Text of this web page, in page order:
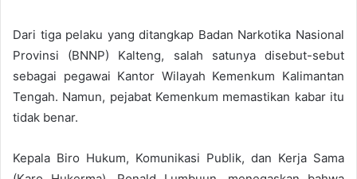
Dari tiga pelaku yang ditangkap Badan Narkotika Nasional
Provinsi (BNNP) Kalteng, salah satunya disebut-sebut
sebagai pegawai Kantor Wilayah Kemenkum Kalimantan
Tengah. Namun, pejabat Kemenkum memastikan kabar itu
tidak benar.
Kepala Biro Hukum, Komunikasi Publik, dan Kerja Sama